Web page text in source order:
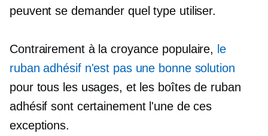
peuvent se demander quel type utiliser.
Contrairement à la croyance populaire, le
ruban adhésif n'est pas une bonne solution
pour tous les usages, et les boîtes de ruban
adhésif sont certainement l'une de ces
exceptions.